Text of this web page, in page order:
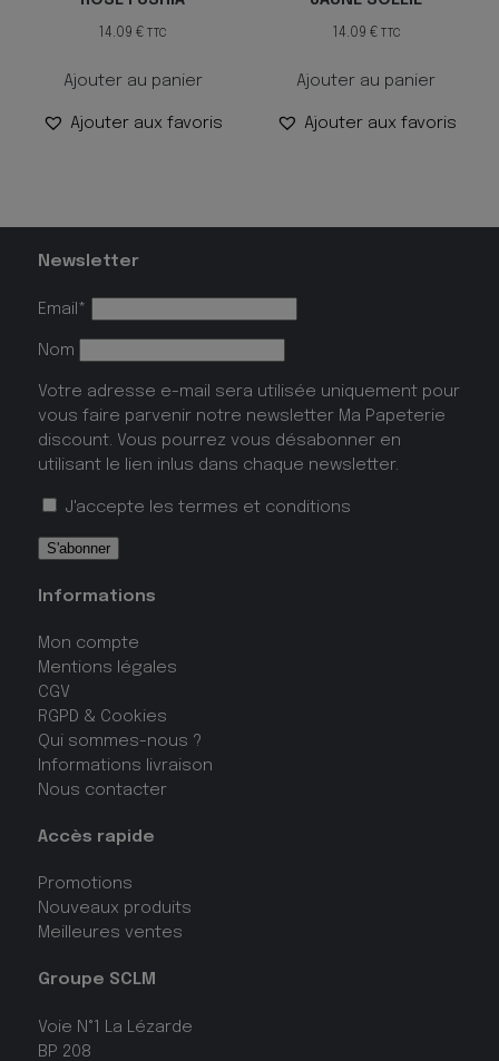
14.09€ TTC
Ajouter au panier
Ajouter aux favoris
14.09 € TTC
Ajouter au panier
Ajouter aux favoris
Newsletter
Email*
Nom
Votre adresse e-mail sera utilisée uniquement pour
vous faire parvenir notre newsletter Ma Papeterie
discount. Vous pourrez vous désabonner en
utilisant le lien inlus dans chaque newsletter.
J'accepte les termes et conditions
Informations
Mon compte
Mentions légales
CGV
RGPD & Cookies
Qui sommes-nous ?
Informations livraison
Nous contacter
Accès rapide
Promotions
Nouveaux produits
Meilleures ventes
Groupe SCLM
Voie N°1 La Lézarde
BP 208